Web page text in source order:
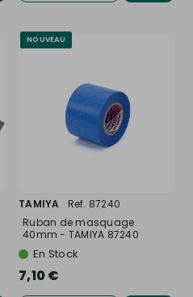
NOUVEAU
TAMIYA
Ref. 87240
Ruban de masquage
40mm - TAMIYA 87240
En Stock
7,10 €